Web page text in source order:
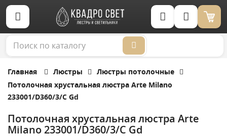
Корзина (0)
Главная Люстры
Люстры потолочные
Потолочная хрустальная люстра Arte Milano
233001/D360/3/C Gd
Потолочная хрустальная люстра Arte
Milano 233001/D360/3/C Gd